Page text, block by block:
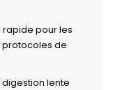
rapide pour les
protocoles de
lente